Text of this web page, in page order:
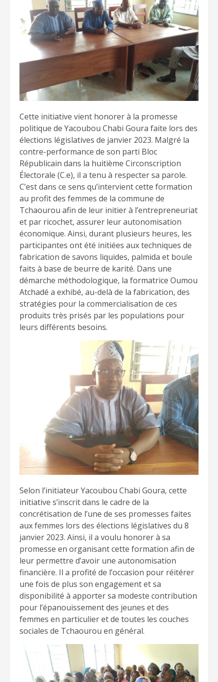
Cette initiative vient honorer à la promesse
politique de Yacoubou Chabi Goura faite lors des
élections législatives de janvier 2023. Malgré la
contre-performance de son parti Bloc
Républicain dans la huitième Circonscription
Électorale (C.e), il a tenu à respecter sa parole.
C’est dans ce sens qu’intervient cette formation
au profit des femmes de la commune de
Tchaourou afin de leur initier à l’entrepreneuriat
et par ricochet, assurer leur autonomisation
économique. Ainsi, durant plusieurs heures, les
participantes ont été initiées aux techniques de
fabrication de savons liquides, palmida et boule
faits à base de beurre de karité. Dans une
démarche méthodologique, la formatrice Oumou
Atchadé a exhibé, au-delà de la fabrication, des
stratégies pour la commercialisation de ces
produits très prisés par les populations pour
leurs différents besoins.
Selon l’initiateur Yacoubou Chabi Goura, cette
initiative s’inscrit dans le cadre de la
concrétisation de l’une de ses promesses faites
aux femmes lors des élections législatives du 8
janvier 2023. Ainsi, il a voulu honorer à sa
promesse en organisant cette formation afin de
leur permettre d’avoir une autonomisation
financière. Il a profité de l’occasion pour réitérer
une fois de plus son engagement et sa
disponibilité à apporter sa modeste contribution
pour l’épanouissement des jeunes et des
femmes en particulier et de toutes les couches
sociales de Tchaourou en général.